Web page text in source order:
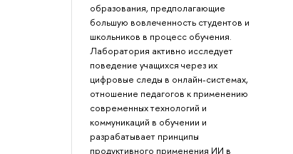
образования, предполагающие
большую вовлеченность студентов и
школьников в процесс обучения.
Лаборатория активно исследует
поведение учащихся через их
цифровые следы в онлайн-системах,
отношение педагогов к применению
современных технологий и
коммуникаций в обучении и
разрабатывает принципы
продуктивного применения ИИ в